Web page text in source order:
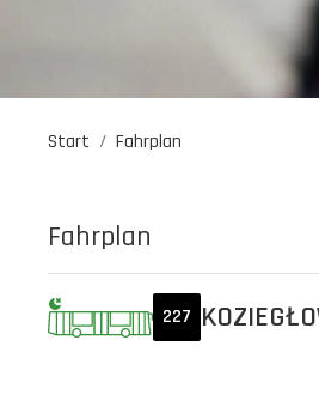
Start Fahrplan
Fahrplan
227